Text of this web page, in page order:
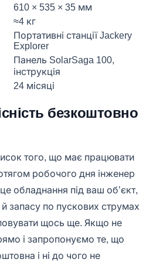
610 × 535 × 35 мм
≈4 кг
Портативні станції Jackery
Explorer
Панель SolarSaga 100,
інструкція
24 місяці
безкоштовно
того, що має працювати
робочого дня інженер
обладнання під ваш обʼєкт,
й запасу по пускових струмах
щось ще. Якщо не
і запропонуємо те, що
і ні до чого не